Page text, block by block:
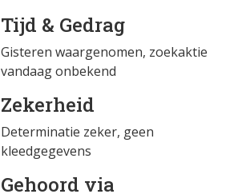
Tijd & Gedrag
Gisteren waargenomen, zoekaktie
vandaag onbekend
Zekerheid
Determinatie zeker, geen
kleedgegevens
Gehoord via